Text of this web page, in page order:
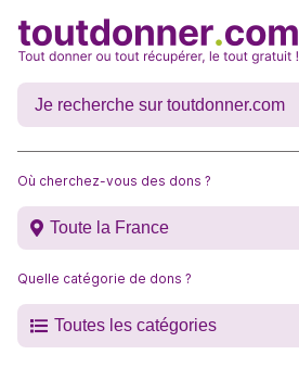
Où cherchez-vous des dons ?
Toute la France
Quelle catégorie de dons ?
Toutes les catégories